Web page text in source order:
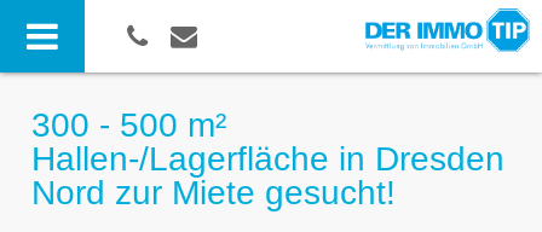
300 - 500 m²
Hallen-/Lagerfläche in Dresden
Nord zur Miete gesucht!